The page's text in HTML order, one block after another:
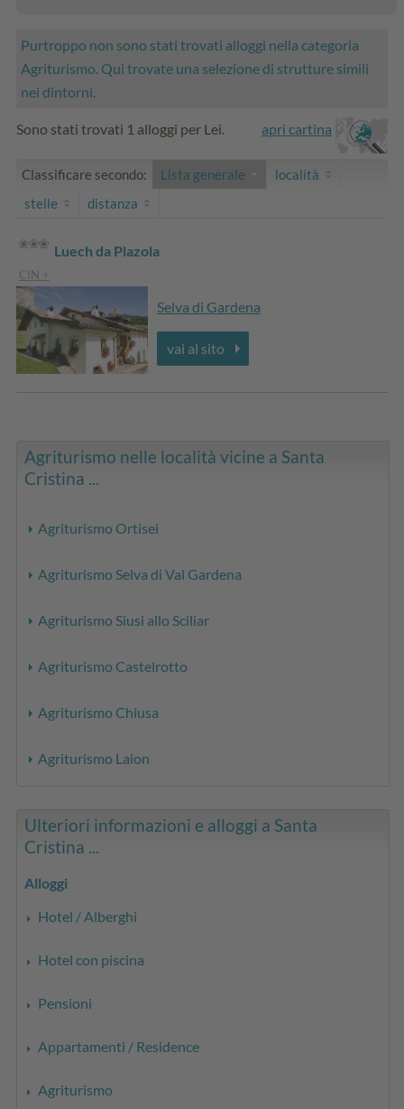
Purtroppo non sono stati trovati alloggi nella categoria
Agriturismo. Qui trovate una selezione di strutture simili
nei dintorni.
apri cartina
Sono stati trovati 1 alloggi per Lei.
Classificare secondo: Lista generale
località
stelle
distanza
Luech da Plazola
CIN +
Selva di Gardena
vai al sito
Agriturismo nelle località vicine a Santa
Cristina ...
Agriturismo Ortisei
Agriturismo Selva di Val Gardena
Agriturismo Siusi allo Sciliar
Agriturismo Castelrotto
Agriturismo Chiusa
Agriturismo Laion
Ulteriori informazioni e alloggi a Santa
Cristina ...
Alloggi
Hotel / Alberghi
Hotel con piscina
Pensioni
Appartamenti / Residence
Agriturismo